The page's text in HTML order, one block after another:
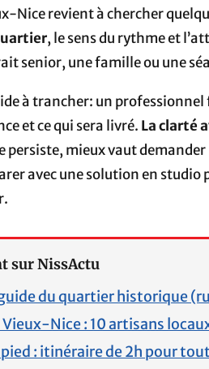
Nice revient à chercher
, le sens du rythme et
senior, une famille ou une
à trancher: un
et ce qui sera livré. La clarté
persiste, mieux vaut
avec une solution en
sur NissActu
du quartier historique
Nice : 10 artisans
: itinéraire de 2h pour